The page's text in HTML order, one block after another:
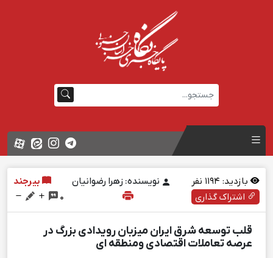
بازدید: نفر نویسنده: زهرا رضوانیان
بیرجند
اشتراک گذاری
0
قلب توسعه شرق ایران میزبان رویدادی بزرگ در
عرصه تعاملات اقتصادی ومنطقه ای